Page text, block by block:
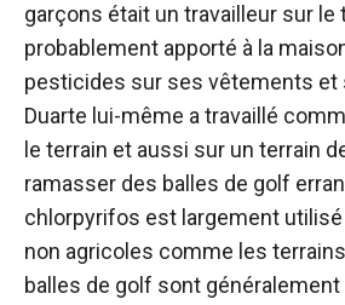
garçons était un travailleur sur le
probablement apporté à la
pesticides sur ses vêtements et
Duarte lui-même a travaillé
le terrain et aussi sur un terrain
ramasser des balles de golf
chlorpyrifos est largement
non agricoles comme les
balles de golf sont